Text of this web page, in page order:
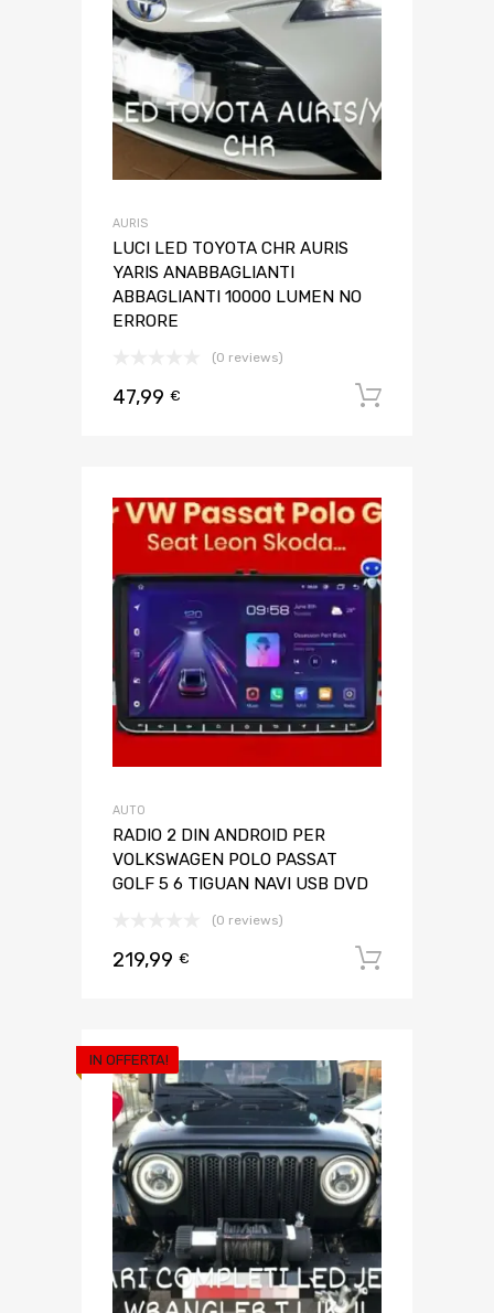
AURIS
LUCI LED TOYOTA CHR AURIS
YARIS ANABBAGLIANTI
ABBAGLIANTI 10000 LUMEN NO
ERRORE
(0 reviews)
47,99 €
AUTO
RADIO 2 DIN ANDROID PER
VOLKSWAGEN POLO PASSAT
GOLF 5 6 TIGUAN NAVI USB DVD
(0 reviews)
219,99 €
IN OFFERTA!